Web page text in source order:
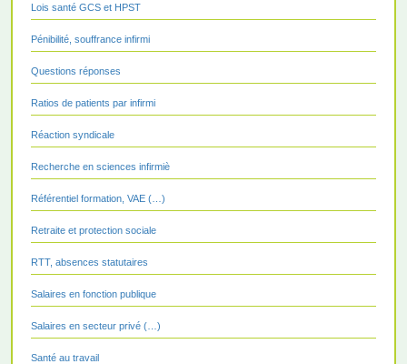
Lois santé GCS et HPST
Pénibilité, souffrance infirmi
Questions réponses
Ratios de patients par infirmi
Réaction syndicale
Recherche en sciences infirmiè
Référentiel formation, VAE (…)
Retraite et protection sociale
RTT, absences statutaires
Salaires en fonction publique
Salaires en secteur privé (…)
Santé au travail